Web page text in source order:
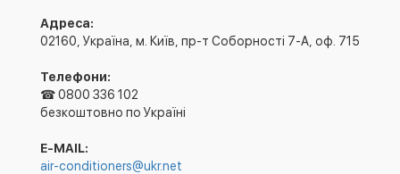
Адреса:
02160, Україна, м. Київ, пр-т Соборності 7-А, оф. 715
Телефони:
☎ 0800 336 102
безкоштовно по Україні
E-MAIL:
air-conditioners@ukr.net